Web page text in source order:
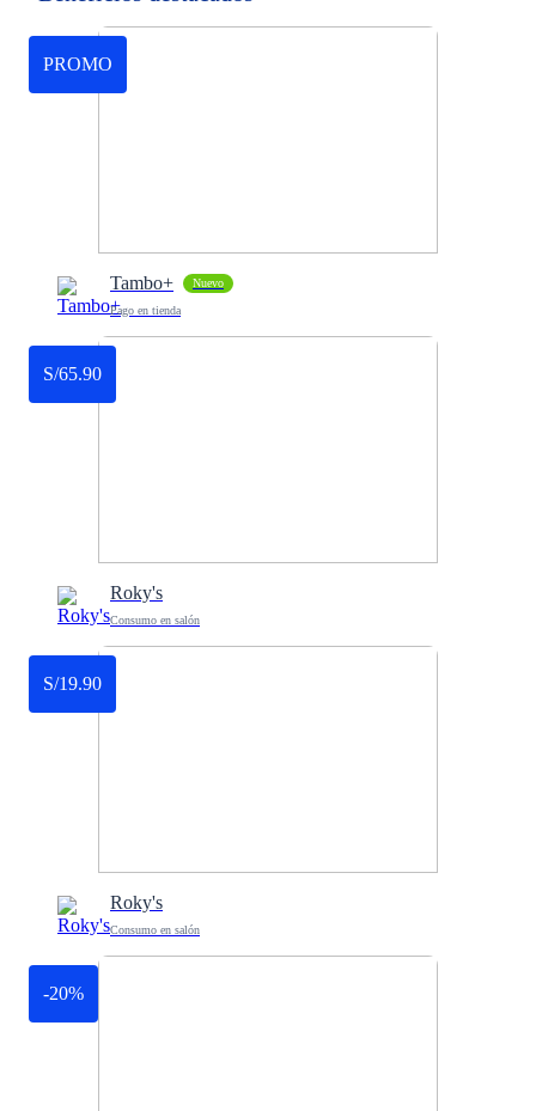
PROMO
Tambo+ Nuevo
Pago en tienda
S/65.90
Roky's
Consumo en salón
S/19.90
Roky's
Consumo en salón
-20%